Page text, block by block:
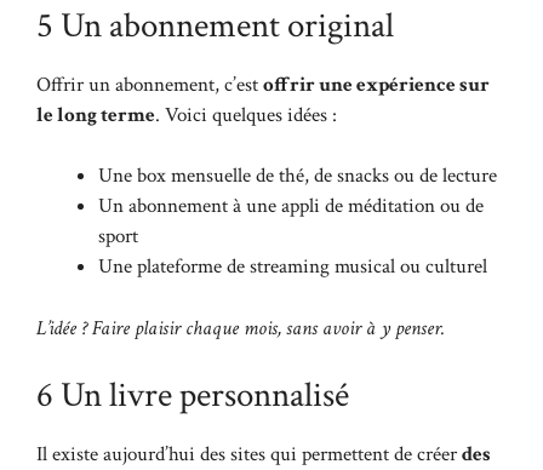
5 Un abonnement original
Offrir un abonnement, c’estoffrir une expérience sur
le long terme. Voici quelques idées :
Une box mensuelle de thé, de snacks ou de lecture
Un abonnement à une appli de méditation ou de
sport
Une plateforme de streaming musical ou culturel
L’idée ? Faire plaisir chaque mois, sans avoir à y penser.
6 Un livre personnalisé
Il existe aujourd’hui des sites qui permettent de créerdes